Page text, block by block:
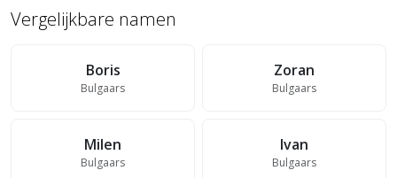
Vergelijkbare namen
Boris
Bulgaars
Zoran
Bulgaars
Milen
Bulgaars
Ivan
Bulgaars